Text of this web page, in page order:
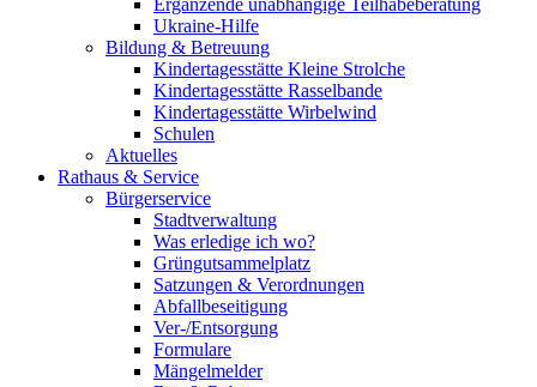
Ergänzende unabhängige Teilhabeberatung
Ukraine-Hilfe
Bildung & Betreuung
Kindertagesstätte Kleine Strolche
Kindertagesstätte Rasselbande
Kindertagesstätte Wirbelwind
Schulen
Aktuelles
Rathaus & Service
Bürgerservice
Stadtverwaltung
Was erledige ich wo?
Grüngutsammelplatz
Satzungen & Verordnungen
Abfallbeseitigung
Ver-/Entsorgung
Formulare
Mängelmelder